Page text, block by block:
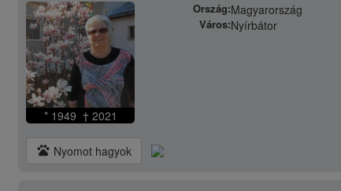
* 1949 † 2021
Ország:Magyarország
Város:Nyírbátor
pets Nyomot hagyok